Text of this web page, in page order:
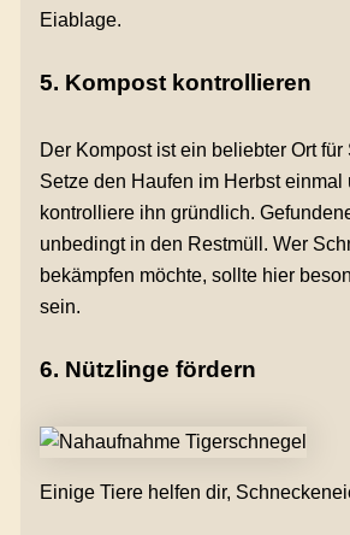
Eiablage.
5. Kompost kontrollieren
Der Kompost ist ein beliebter Ort für
Setze den Haufen im Herbst einmal
kontrolliere ihn gründlich.
unbedingt in den Restmüll. Wer
bekämpfen möchte, sollte hier
sein.
6. Nützlinge fördern
Einige Tiere helfen dir,